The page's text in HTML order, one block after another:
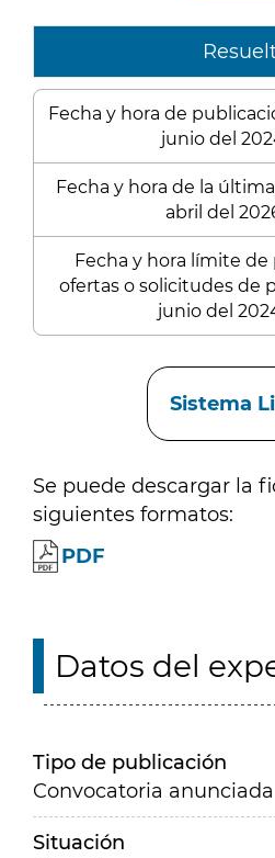
Fecha y hora de
junio del
Fecha y hora de la
abril del
Fecha y hora límite
ofertas o solicitudes de
junio del
Sistema
Se puede descargar la
siguientes formatos:
PDF
Datos del
Tipo de publicación
Convocatoria
Situación